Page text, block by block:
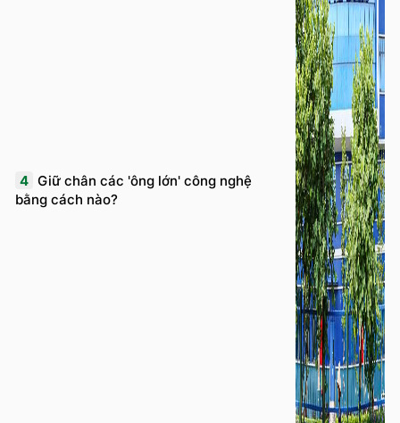
4 Giữ chân các 'ông lớn' công nghệ
bằng cách nào?